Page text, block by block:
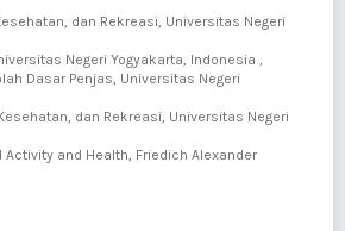
dan Rekreasi, Universitas Negeri
Negeri Yogyakarta, Indonesia ,
Dasar Penjas, Universitas Negeri
dan Rekreasi, Universitas Negeri
and Health, Friedich Alexander